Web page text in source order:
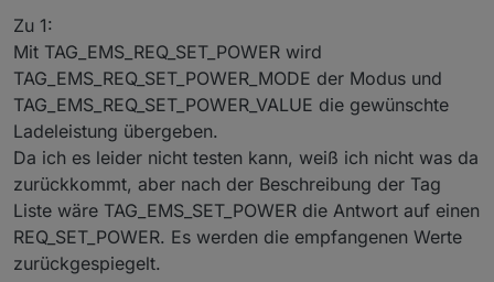
TAG_EMS_REQ_STATUS: geht es da um etwas
anderes als das bereits enthaltene
TAG_EMS_STATUS?
Zu 1:
Mit TAG_EMS_REQ_SET_POWER wird
TAG_EMS_REQ_SET_POWER_MODE der Modus und
TAG_EMS_REQ_SET_POWER_VALUE die gewünschte
Ladeleistung übergeben.
Da ich es leider nicht testen kann, weiß ich nicht was da
zurückkommt, aber nach der Beschreibung der Tag
Liste wäre TAG_EMS_SET_POWER die Antwort auf einen
REQ_SET_POWER. Es werden die empfangenen Werte
zurückgespiegelt.